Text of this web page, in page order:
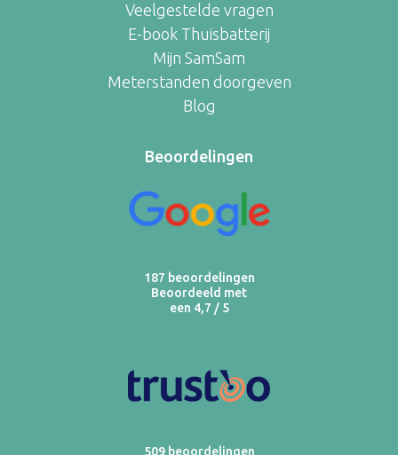
Veelgestelde vragen
E-book Thuisbatterij
Mijn SamSam
Meterstanden doorgeven
Blog
Beoordelingen
187 beoordelingen
Beoordeeld met
een 4,7 / 5
509 beoordelingen